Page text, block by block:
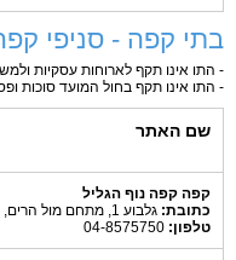
בתי קפה - סניפי
- התו אינו תקף לארוחות עסקיות
- התו אינו תקף בחול המועד סוכות ופסח וניתן
שם האתר
קפה קפה נוף הגליל
כתובת: גלבוע 1, מתחם מול הרים, נוף הגליל
טלפון: